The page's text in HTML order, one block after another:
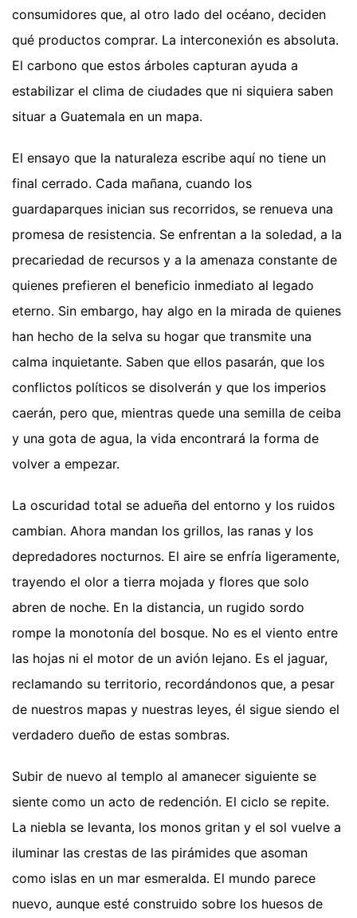
consumidores que, al otro lado del océano, deciden
qué productos comprar. La interconexión es absoluta.
El carbono que estos árboles capturan ayuda a
estabilizar el clima de ciudades que ni siquiera saben
situar a Guatemala en un mapa.
El ensayo que la naturaleza escribe aquí no tiene un
final cerrado. Cada mañana, cuando los
guardaparques inician sus recorridos, se renueva una
promesa de resistencia. Se enfrentan a la soledad, a la
precariedad de recursos y a la amenaza constante de
quienes prefieren el beneficio inmediato al legado
eterno. Sin embargo, hay algo en la mirada de quienes
han hecho de la selva su hogar que transmite una
calma inquietante. Saben que ellos pasarán, que los
conflictos políticos se disolverán y que los imperios
caerán, pero que, mientras quede una semilla de ceiba
y una gota de agua, la vida encontrará la forma de
volver a empezar.
La oscuridad total se adueña del entorno y los ruidos
cambian. Ahora mandan los grillos, las ranas y los
depredadores nocturnos. El aire se enfría ligeramente,
trayendo el olor a tierra mojada y flores que solo
abren de noche. En la distancia, un rugido sordo
rompe la monotonía del bosque. No es el viento entre
las hojas ni el motor de un avión lejano. Es el jaguar,
reclamando su territorio, recordándonos que, a pesar
de nuestros mapas y nuestras leyes, él sigue siendo el
verdadero dueño de estas sombras.
Subir de nuevo al templo al amanecer siguiente se
siente como un acto de redención. El ciclo se repite.
La niebla se levanta, los monos gritan y el sol vuelve a
iluminar las crestas de las pirámides que asoman
como islas en un mar esmeralda. El mundo parece
nuevo, aunque esté construido sobre los huesos de